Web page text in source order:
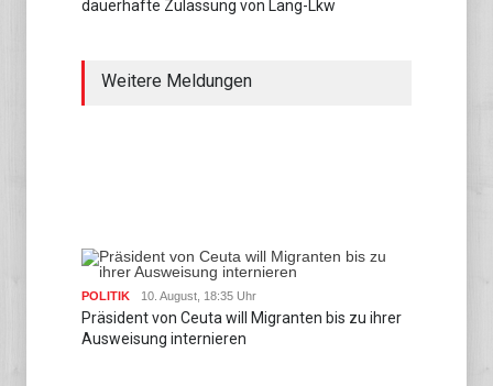
dauerhafte Zulassung von Lang-Lkw
Weitere Meldungen
POLITIK 10. August, 18:35 Uhr
Präsident von Ceuta will Migranten bis zu ihrer
Ausweisung internieren